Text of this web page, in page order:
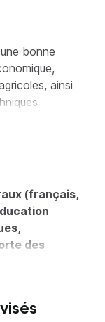
bonne
ainsi
en
de
clientèle,
devenir
ou
(français,
des
diversité des